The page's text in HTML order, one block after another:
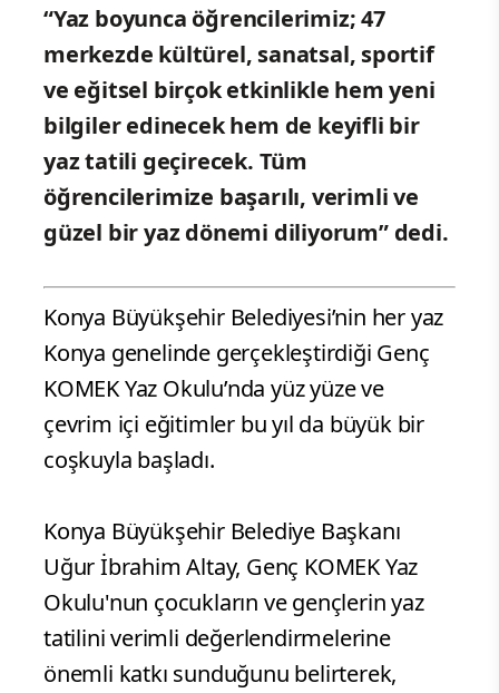
“Yaz boyunca öğrencilerimiz; 47
merkezde kültürel, sanatsal, sportif
ve eğitsel birçok etkinlikle hem yeni
bilgiler edinecek hem de keyifli bir
yaz tatili geçirecek. Tüm
öğrencilerimize başarılı, verimli ve
güzel bir yaz dönemi diliyorum” dedi.
Konya Büyükşehir Belediyesi’nin her yaz
Konya genelinde gerçekleştirdiği Genç
KOMEK Yaz Okulu’nda yüz yüze ve
çevrim içi eğitimler bu yıl da büyük bir
coşkuyla başladı.
Konya Büyükşehir Belediye Başkanı
Uğur İbrahim Altay, Genç KOMEK Yaz
Okulu'nun çocukların ve gençlerin yaz
tatilini verimli değerlendirmelerine
önemli katkı sunduğunu belirterek,